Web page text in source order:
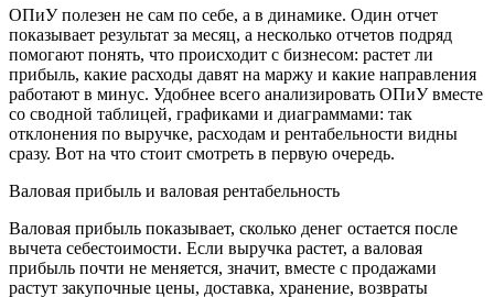
ОПиУ полезен не сам по себе, а в динамике. Один отчет
показывает результат за месяц, а несколько отчетов подряд
помогают понять, что происходит с бизнесом: растет ли
прибыль, какие расходы давят на маржу и какие направления
работают в минус. Удобнее всего анализировать ОПиУ вместе
со сводной таблицей, графиками и диаграммами: так
отклонения по выручке, расходам и рентабельности видны
сразу. Вот на что стоит смотреть в первую очередь.
Валовая прибыль и валовая рентабельность
Валовая прибыль показывает, сколько денег остается после
вычета себестоимости. Если выручка растет, а валовая
прибыль почти не меняется, значит, вместе с продажами
растут закупочные цены, доставка, хранение, возвраты